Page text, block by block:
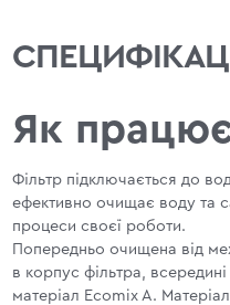
Як
Фільтр підключається до
ефективно очищає воду та
процеси своєї роботи.
Попередньо очищена від
в корпус фільтра,
матеріал Ecomix A.